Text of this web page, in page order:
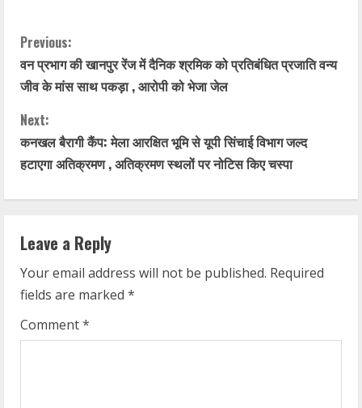
C
o
n
t
u
e
R
Previous:
वन प्रभाग की खानपुर रेंज में दैनिक श्रमिक को प्रतिबंधित प्रजाति वन्य
जीव के मांस साथ पकड़ा , आरोपी को भेजा जेल
Next:
कनखल बैरागी कैंप: मेला आरक्षित भूमि से यूपी सिंचाई विभाग जल्द
हटाएगा अतिक्रमण , अतिक्रमण स्थलों पर नोटिस किए चस्पा
Leave a Reply
Your email address will not be published. Required
fields are marked *
Comment*